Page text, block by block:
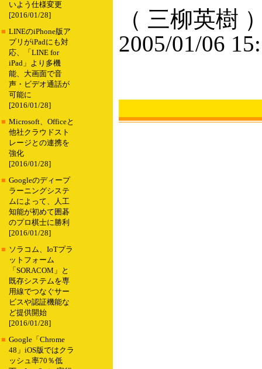
いよう仕様変更
[2016/01/28]
■ LINEのiPhone版ア
プリがiPadにも対
応、「LINE for
iPad」より多機
能、大画面で音
声・ビデオ通話が
可能に
[2016/01/28]
■ Microsoft、Officeと
他社クラウドスト
レージとの連携を
強化
[2016/01/28]
■ Googleのディープ
ラーニングシステ
ムによって、人工
知能が初めて囲碁
のプロ棋士に勝利
[2016/01/28]
■ ソラコム、IoTプラ
ットフォーム
「SORACOM」と
既存システムを専
用線でつなぐサー
ビスや認証機能な
ど提供開始
[2016/01/28]
■ Google「Chrome
48」iOS版ではクラ
ッシュ率70％低
（ 三柳英樹
2005/01/06